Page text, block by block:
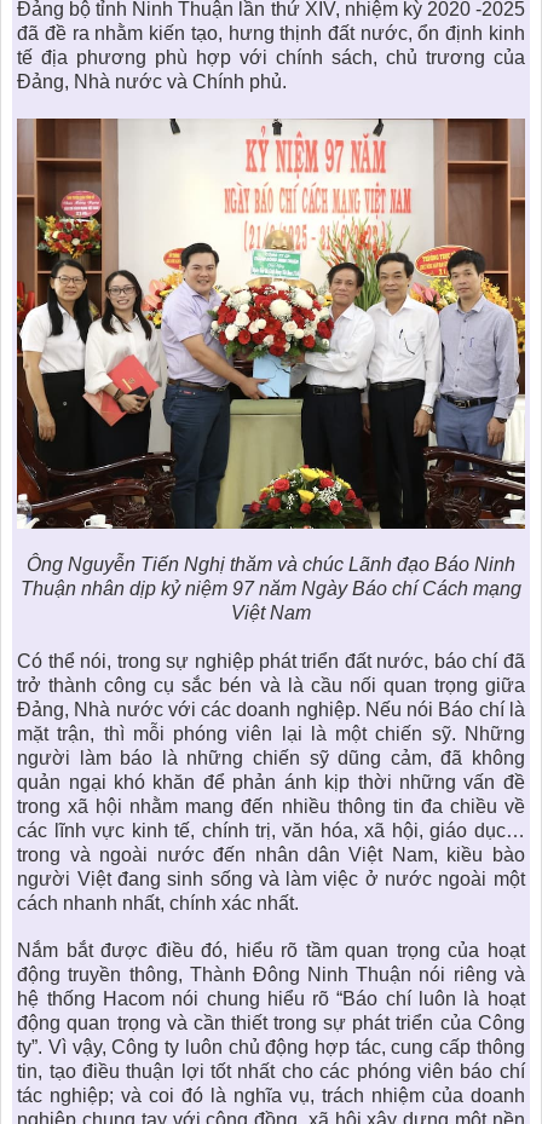
Đảng bộ tỉnh Ninh Thuận lần thứ XIV, nhiệm kỳ 2020 -2025
đã đề ra nhằm kiến tạo, hưng thịnh đất nước, ổn định kinh
tế địa phương phù hợp với chính sách, chủ trương của
Đảng, Nhà nước và Chính phủ.
Ông Nguyễn Tiến Nghị thăm và chúc Lãnh đạo Báo Ninh
Thuận nhân dịp kỷ niệm 97 năm Ngày Báo chí Cách mạng
Việt Nam
Có thể nói, trong sự nghiệp phát triển đất nước, báo chí đã
trở thành công cụ sắc bén và là cầu nối quan trọng giữa
Đảng, Nhà nước với các doanh nghiệp. Nếu nói Báo chí là
mặt trận, thì mỗi phóng viên lại là một chiến sỹ. Những
người làm báo là những chiến sỹ dũng cảm, đã không
quản ngại khó khăn để phản ánh kịp thời những vấn đề
trong xã hội nhằm mang đến nhiều thông tin đa chiều về
các lĩnh vực kinh tế, chính trị, văn hóa, xã hội, giáo dục…
trong và ngoài nước đến nhân dân Việt Nam, kiều bào
người Việt đang sinh sống và làm việc ở nước ngoài một
cách nhanh nhất, chính xác nhất.
Nắm bắt được điều đó, hiểu rõ tầm quan trọng của hoạt
động truyền thông, Thành Đông Ninh Thuận nói riêng và
hệ thống Hacom nói chung hiểu rõ “Báo chí luôn là hoạt
động quan trọng và cần thiết trong sự phát triển của Công
ty”. Vì vậy, Công ty luôn chủ động hợp tác, cung cấp thông
tin, tạo điều thuận lợi tốt nhất cho các phóng viên báo chí
tác nghiệp; và coi đó là nghĩa vụ, trách nhiệm của doanh